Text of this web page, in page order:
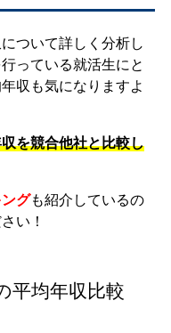
ついて詳しく分析し
っている就活生にと
収も気になりますよ
を競合他社と比較し
グも紹介しているの
い！
平均年収比較